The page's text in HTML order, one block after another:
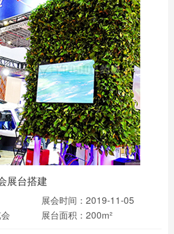
展台搭建
展会时间：2019-11-05
展台面积：200m²